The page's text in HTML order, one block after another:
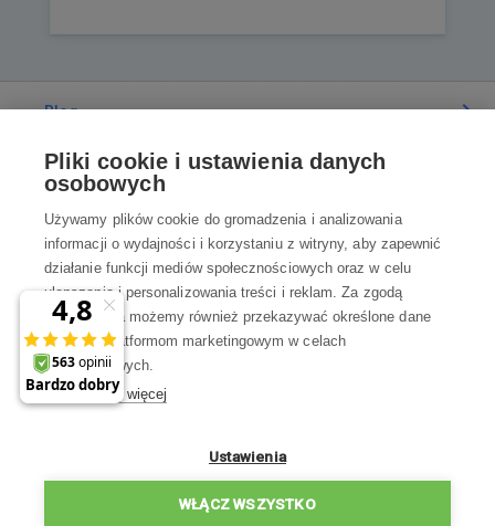
Blog
Poradnia
Wszystko o zakupach
Kontakt
Skontaktuj się z Nami
Pon-Pt 8:00—17:00
WSZYSTKIE KONTAKTY
na pierwsze zakupy?
Chcę zniżkę
Pliki cookie i ustawienia danych
osobowych
Używamy plików cookie do gromadzenia i analizowania
informacji o wydajności i korzystaniu z witryny, aby zapewnić
działanie funkcji mediów społecznościowych oraz w celu
ulepszania i personalizowania treści i reklam. Za zgodą
użytkownika możemy również przekazywać określone dane
osobowe platformom marketingowym w celach
marketingowych.
Dowiedz się więcej
Ustawienia
WŁĄCZ WSZYSTKO